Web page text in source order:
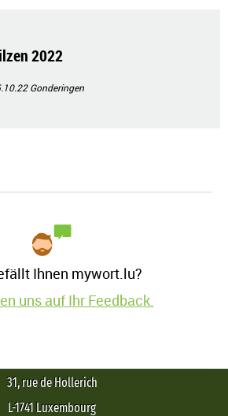
2022
Gonderingen
Ihnen mywort.lu?
uns auf Ihr Feedback.
31, rue de Hollerich
L-1741 Luxembourg